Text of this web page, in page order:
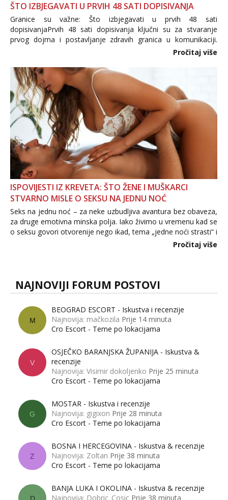
ŠTO IZBJEGAVATI U PRVIH 48 SATI DOPISIVANJA
Granice su važne: Što izbjegavati u prvih 48 sati
dopisivanjaPrvih 48 sati dopisivanja ključni su za stvaranje
prvog dojma i postavljanje zdravih granica u komunikaciji.
Važno je izbjeći prebrzo otkrivanje osobnih ili intimnih
informacija, jer nepoznata osoba još nije zaslužila to
povjerenje. Takođe...
Pročitaj više
ISPOVIJESTI IZ KREVETA: ŠTO ŽENE I MUŠKARCI
STVARNO MISLE O SEKSU NA JEDNU NOĆ
Seks na jednu noć – za neke uzbudljiva avantura bez obaveza,
za druge emotivna minska polja. Iako živimo u vremenu kad se
o seksu govori otvorenije nego ikad, tema „jedne noći strasti“ i
dalje izaziva burne rasprave. Što zapravo misle žene, a što
Pročitaj više
NAJNOVIJI FORUM POSTOVI
M
BEOGRAD ESCORT - Iskustva i recenzije
Najnovija: mačkozila Prije 14 minuta
Cro Escort - Teme po lokacijama
V
OSJEČKO BARANJSKA ŽUPANIJA - Iskustva &
recenzije
Najnovija: Visimir dokoljenko Prije 25 minuta
Cro Escort - Teme po lokacijama
G
MOSTAR - Iskustva i recenzije
Najnovija: gigixon Prije 28 minuta
Cro Escort - Teme po lokacijama
Z
BOSNA I HERCEGOVINA - Iskustva & recenzije
Najnovija: Zoltan Prije 38 minuta
Cro Escort - Teme po lokacijama
BANJA LUKA I OKOLINA - Iskustva & recenzije
Najnovija: Dobric_Cosic Prije 38 minuta